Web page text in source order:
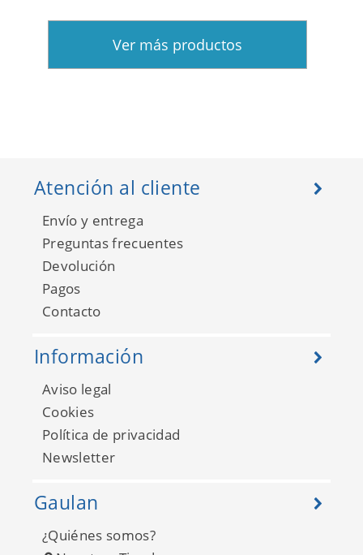
Ver más productos
Atención al cliente
Envío y entrega
Preguntas frecuentes
Devolución
Pagos
Contacto
Información
Aviso legal
Cookies
Política de privacidad
Newsletter
Gaulan
¿Quiénes somos?